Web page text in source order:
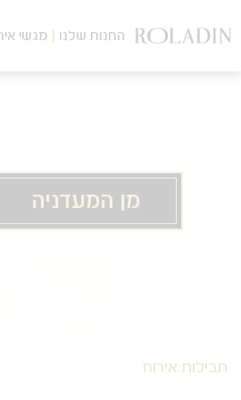
לתוכן
המרכזי
החנות שלנו מגשי
מן המעדניה
הקטגוריות
המוצר
חבילות אירוח